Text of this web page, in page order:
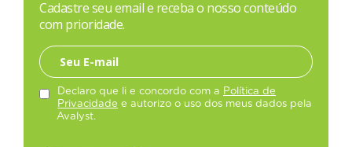
Cadastre seu email e receba o nosso conteúdo
com prioridade.
Declaro que li e concordo com a Política de
Privacidade e autorizo o uso dos meus dados pela
Avalyst.